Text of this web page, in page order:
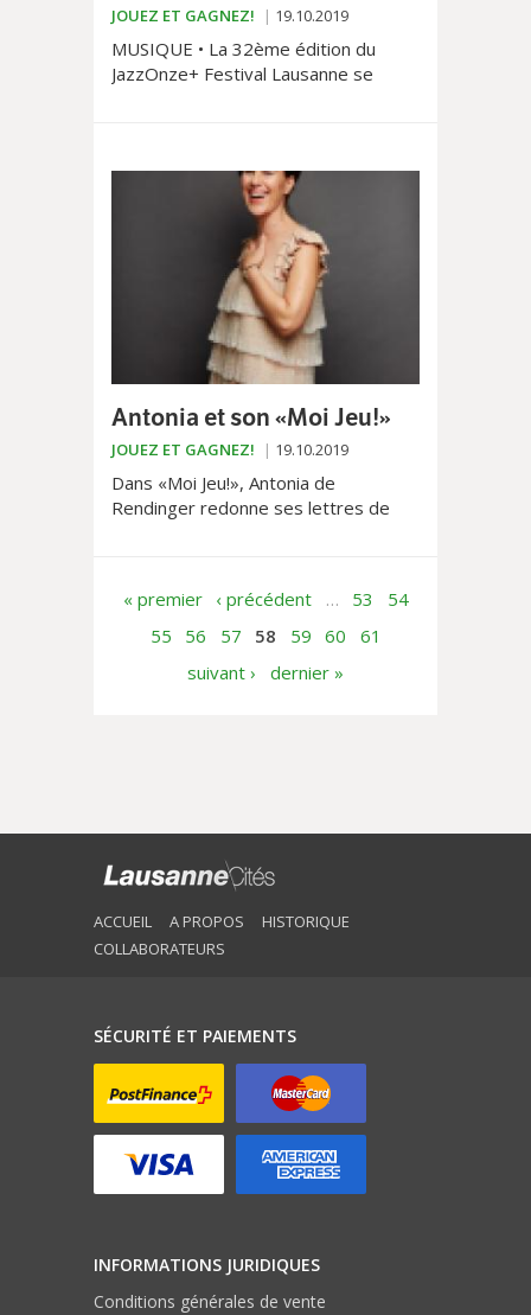
JOUEZ ET GAGNEZ! 19.10.2019
MUSIQUE • La 32ème édition du
JazzOnze+ Festival Lausanne se
Antonia et son «Moi Jeu!»
JOUEZ ET GAGNEZ! 19.10.2019
Dans «Moi Jeu!», Antonia de
Rendinger redonne ses lettres de
« premier
‹ précédent … 53
54
55
56 57 58 59 60
61
suivant ›
dernier »
ACCUEIL A PROPOS
HISTORIQUE
COLLABORATEURS
SÉCURITÉ ET PAIEMENTS
INFORMATIONS JURIDIQUES
Conditions générales de vente